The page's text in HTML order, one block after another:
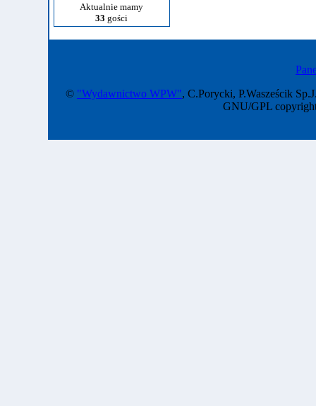
Aktualnie mamy
33 gości
© "Wydawnictwo WPW", C.Porycki, P.Wasześcik
GNU/GPL